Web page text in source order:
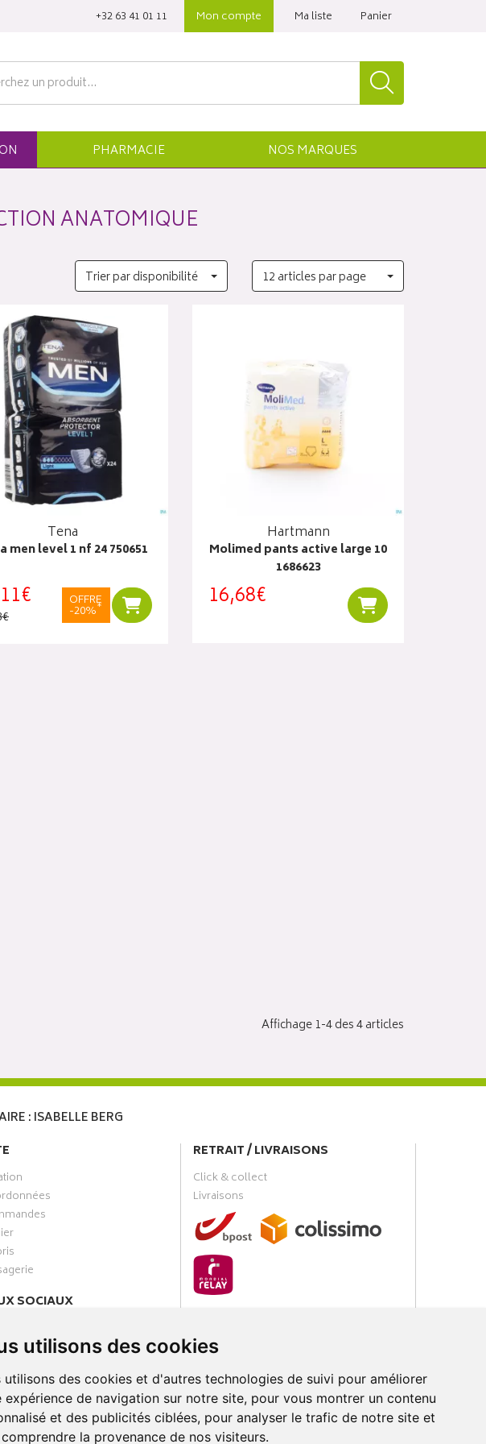
utilisons des cookies
utilisons des cookies et d'autres technologies de suivi pour améliorer
expérience de navigation sur notre site, pour vous montrer un contenu
et des publicités ciblées, pour analyser le trafic de notre site et
la provenance de nos visiteurs.
‭+32 63 41 01 11‬ Mon compte Ma liste Panier
PHARMACIE NOS MARQUES
ANATOMIQUE
Trier par disponibilité 12 articles par page
Tena
men level 1 nf 24 750651
11€
€
OFFRE
-20%* Ajouter au panier
Hartmann
Molimed pants active large 10
1686623
16,68€ Ajouter au panier
Affichage 1-4 des 4 articles
: ISABELLE BERG
SOCIAUX
des pharmacies
RETRAIT / LIVRAISONS
Click & collect
Livraisons